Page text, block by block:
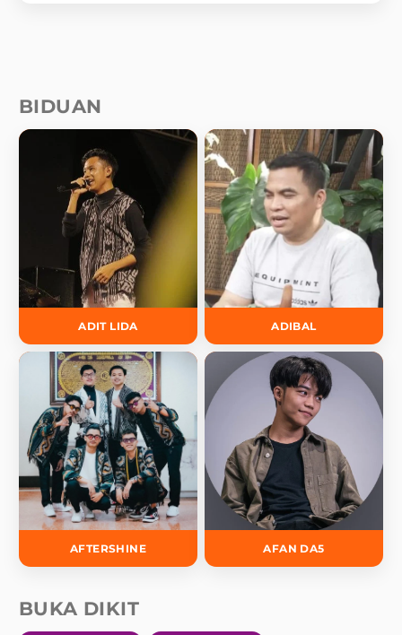
BIDUAN
ADIT LIDA ADIBAL
AFTERSHINE AFAN DA5
BUKA DIKIT